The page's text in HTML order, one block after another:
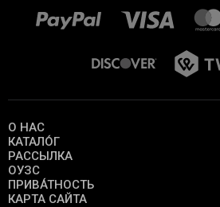
О НАС
КАТАЛО́Г
РАССЫЛКА
ОУЗС
ПРИВА́ТНОСТЬ
КАРТА САЙТА